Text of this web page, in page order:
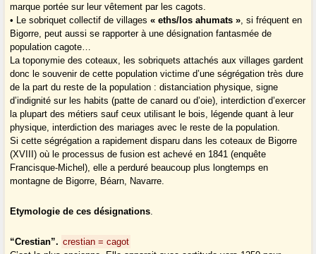
marque portée sur leur vêtement par les cagots.
• Le sobriquet collectif de villages« eths/los ahumats », si fréquent en
Bigorre, peut aussi se rapporter à une désignation fantasmée de
population cagote…
La toponymie des coteaux, les sobriquets attachés aux villages gardent
donc le souvenir de cette population victime d’une ségrégation très dure
de la part du reste de la population : distanciation physique, signe
d’indignité sur les habits (patte de canard ou d’oie), interdiction d’exercer
la plupart des métiers sauf ceux utilisant le bois, légende quant à leur
physique, interdiction des mariages avec le reste de la population.
Si cette ségrégation a rapidement disparu dans les coteaux de Bigorre
(XVIII) où le processus de fusion est achevé en 1841 (enquête
Francisque-Michel), elle a perduré beaucoup plus longtemps en
montagne de Bigorre, Béarn, Navarre.
Etymologie de ces désignations.
“Crestian”. crestian = cagot